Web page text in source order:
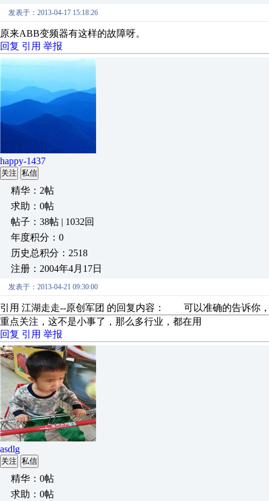
发表于：2013-04-17 15:18:26
原来ABB变频器有这样的故障呀。
回复 引用 举报
happy-1437
关注 私信
精华：2帖
求助：0帖
帖子：38帖 | 1032回
年度积分：0
历史总积分：2518
注册：2004年4月17日
发表于：2013-04-21 09:30:00
引用 江湖走走--原创军团 的回复内容： 可以准确的告诉你
重点关注，这不是小事了，那么多行业，都在用
回复 引用 举报
asdlg
关注 私信
精华：0帖
求助：0帖